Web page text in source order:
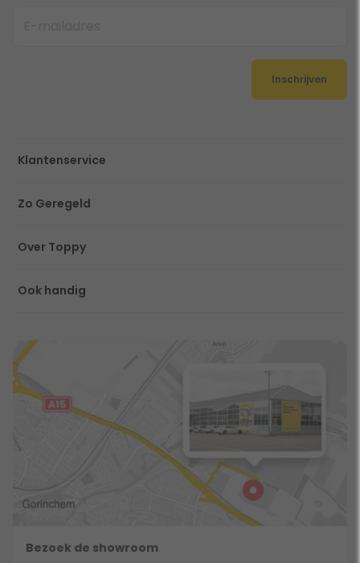
Inschrijven
Klantenservice
Zo Geregeld
Over Toppy
Ook handig
Bezoek de showroom